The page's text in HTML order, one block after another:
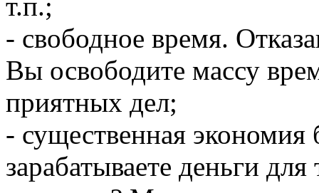
- свободное время.
Вы освободите массу
приятных дел;
- существенная
зарабатываете деньги